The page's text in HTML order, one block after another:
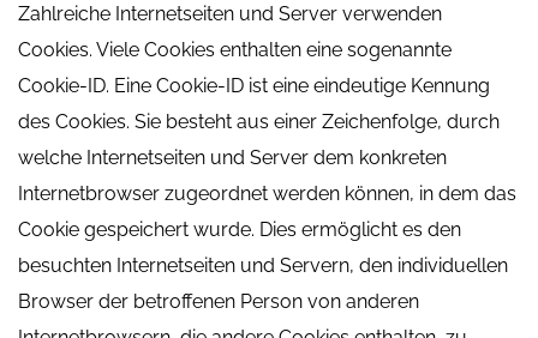
Zahlreiche Internetseiten und Server verwenden
Cookies. Viele Cookies enthalten eine sogenannte
Cookie-ID. Eine Cookie-ID ist eine eindeutige Kennung
des Cookies. Sie besteht aus einer Zeichenfolge, durch
welche Internetseiten und Server dem konkreten
Internetbrowser zugeordnet werden können, in dem das
Cookie gespeichert wurde. Dies ermöglicht es den
besuchten Internetseiten und Servern, den individuellen
Browser der betroffenen Person von anderen